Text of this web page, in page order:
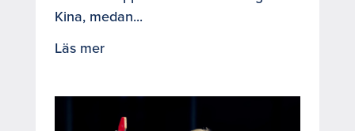
Kina, medan...
Läs mer